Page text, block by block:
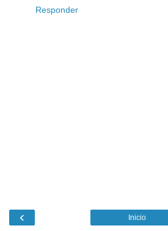
Responder
‹ Inicio